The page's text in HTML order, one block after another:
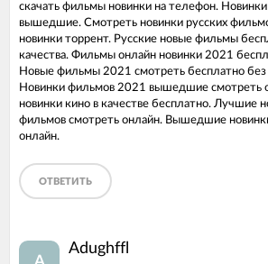
скачать фильмы новинки на телефон.
вышедшие. Смотреть новинки русских
новинки торрент. Русские новые фильмы
качества. Фильмы онлайн новинки 2021
Новые фильмы 2021 смотреть бесплатно без
Новинки фильмов 2021 вышедшие смотреть
новинки кино в качестве бесплатно. Лучшие
фильмов смотреть онлайн. Вышедшие
онлайн.
ОТВЕТИТЬ
A
Adughffl